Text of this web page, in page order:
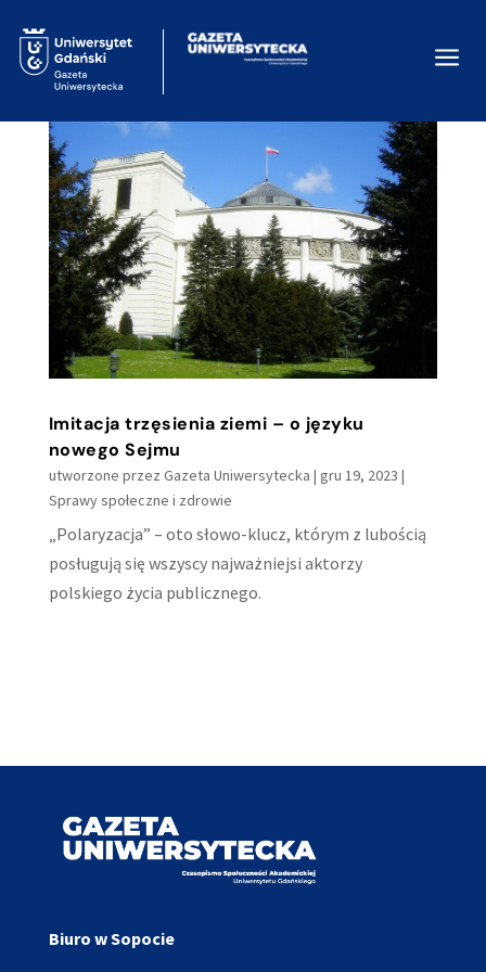
a
Imitacja trzęsienia ziemi – o języku
nowego Sejmu
utworzone przez Gazeta Uniwersytecka | gru 19, 2023 |
Sprawy społeczne i zdrowie
„Polaryzacja” – oto słowo-klucz, którym z lubością
posługują się wszyscy najważniejsi aktorzy
polskiego życia publicznego.
Biuro w Sopocie